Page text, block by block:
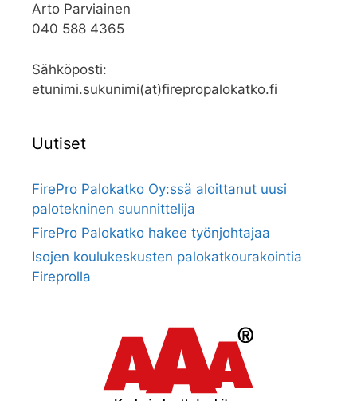
Arto Parviainen
040 588 4365
Sähköposti:
etunimi.sukunimi(at)firepropalokatko.fi
Uutiset
FirePro Palokatko Oy:ssä aloittanut uusi
palotekninen suunnittelija
FirePro Palokatko hakee työnjohtajaa
Isojen koulukeskusten palokatkourakointia
Fireprolla